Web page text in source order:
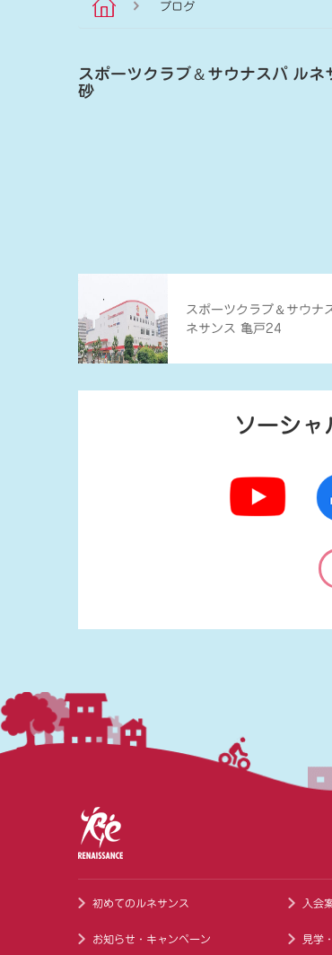
ブログ
スポーツクラブ＆サウナスパ ルネ
砂
スポーツクラブ ＆ サウナ
ネサンス 亀戸24
ソーシャ
初めてのルネサンス
お知らせ・キャンペーン
入会
見学